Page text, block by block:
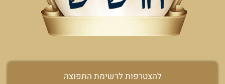
להצטרפות לרשימת התפוצה